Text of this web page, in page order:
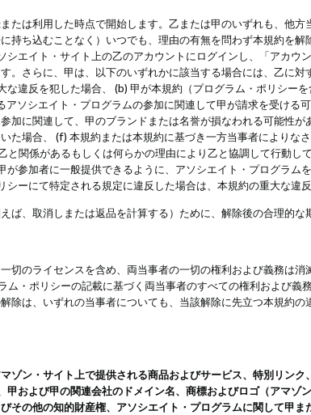
たは利用した時点で開始します。乙または甲のいずれも、他
持ち込むことなく）いつでも、理由の有無を問わず本規約を解
エイト・サイト上の乙のアカウントにログインし、「アカウ
。さらに、甲は、以下のいずれかに該当する場合には、乙に
な違反を犯した場合、 (b) 甲が本規約（プログラム・ポリシー
アソシエイト・プログラムの参加に関連して甲が請求を受ける
加に関連して、甲のブランドまたは名誉が損なわれる可能性
た場合、 (f) 本規約または本規約に基づき一方当事者によりな
と関係があるもしくは何らかの理由により乙と協調して行動
が参加者に一般提供できるように、アソシエイト・プログラ
ーにて特定される規定に違反した場合は、本規約の重大な違反
ば、取消しまたは返品を計算する）ために、解除後の合理的
切のライセンスを含め、両当事者の一切の権利および義務は
・ポリシーの記載に基づく両当事者のすべての権利および義
除は、いずれの当事者についても、当該解除に先立つ本規約
ゾン・サイト上で提供される商品およびサービス、特別リ
および甲の関連会社のドメイン名、商標およびロゴ（アマゾ
その他の知的財産権、アソシエイト・プログラムに関して甲